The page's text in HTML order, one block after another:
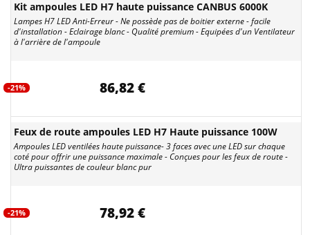
Kit ampoules LED H7 haute puissance CANBUS 6000K
Lampes H7 LED Anti-Erreur - Ne possède pas de boitier externe - facile
d'installation - Eclairage blanc - Qualité premium - Equipées d'un Ventilateur
à l'arrière de l'ampoule
-21% 86,82 €
Feux de route ampoules LED H7 Haute puissance 100W
Ampoules LED ventilées haute puissance- 3 faces avec une LED sur chaque
coté pour offrir une puissance maximale - Conçues pour les feux de route -
Ultra puissantes de couleur blanc pur
-21% 78,92 €